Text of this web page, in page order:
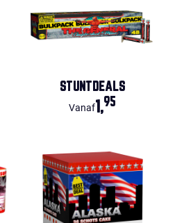
STUNTDEALS
Vanaf1,95